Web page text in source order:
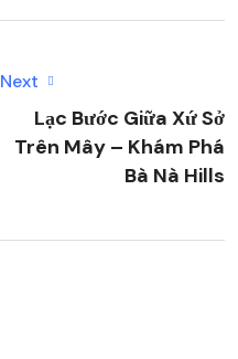
Next
Lạc Bước Giữa Xứ Sở
Trên Mây – Khám Phá
Bà Nà Hills